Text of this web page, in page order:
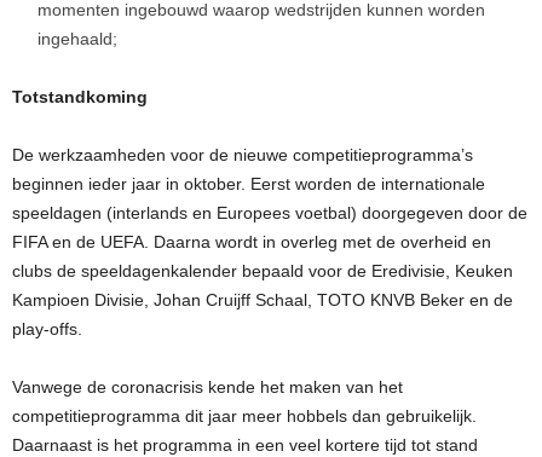
momenten ingebouwd waarop wedstrijden kunnen worden
ingehaald;
Totstandkoming
De werkzaamheden voor de nieuwe competitieprogramma’s
beginnen ieder jaar in oktober. Eerst worden de internationale
speeldagen (interlands en Europees voetbal) doorgegeven door de
FIFA en de UEFA. Daarna wordt in overleg met de overheid en
clubs de speeldagenkalender bepaald voor de Eredivisie, Keuken
Kampioen Divisie, Johan Cruijff Schaal, TOTO KNVB Beker en de
play-offs.
Vanwege de coronacrisis kende het maken van het
competitieprogramma dit jaar meer hobbels dan gebruikelijk.
Daarnaast is het programma in een veel kortere tijd tot stand